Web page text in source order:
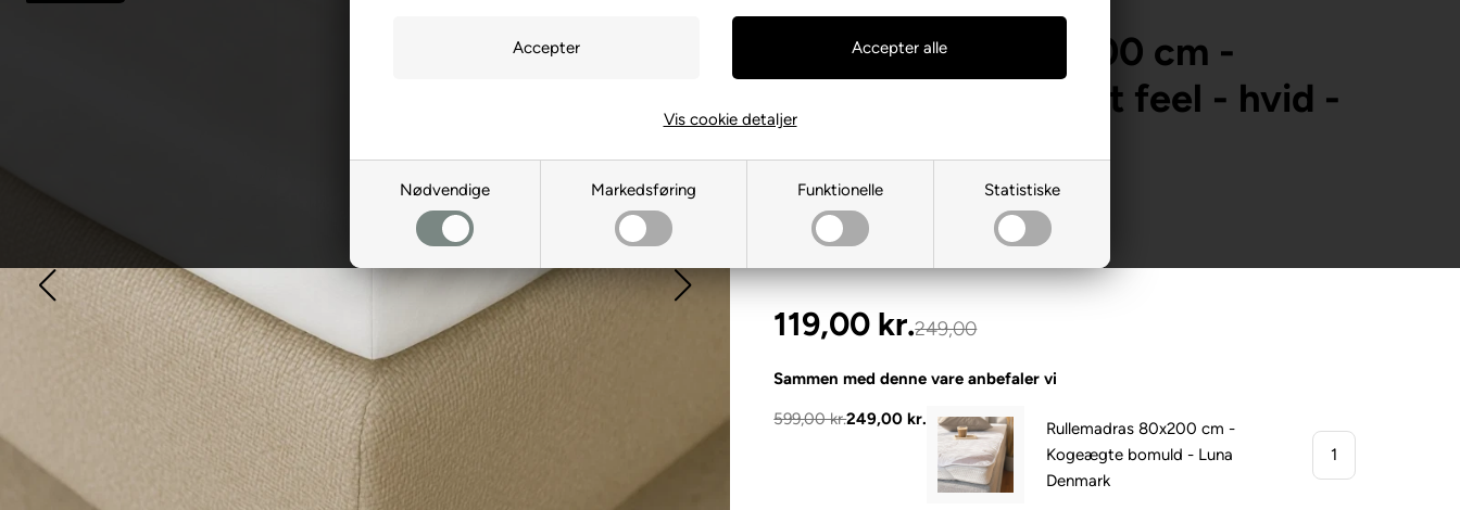
Nødvendige Markedsføring Funktionelle Statistiske
Vis cookie detaljer
Kuvertlagen 80x200 cm -
bomuldssatin - Soft feel - hvid -
Luna Denmark
✔ Fremstillet i 100% bomuldssatin
✔ Ekstra blødt og smidigt kuvertlagen
119,00 kr.249,00
Sammen med denne vare anbefaler vi
Rullemadras 80x200 cm -
Kogeægte bomuld - Luna
Denmark
249,00 kr.
599,00 kr.